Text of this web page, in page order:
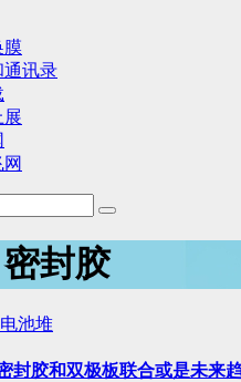
膜
通讯录
展
密封胶
池堆
封胶和双极板联合或是未来